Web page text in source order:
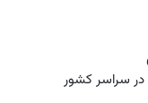
در سراسر کشور